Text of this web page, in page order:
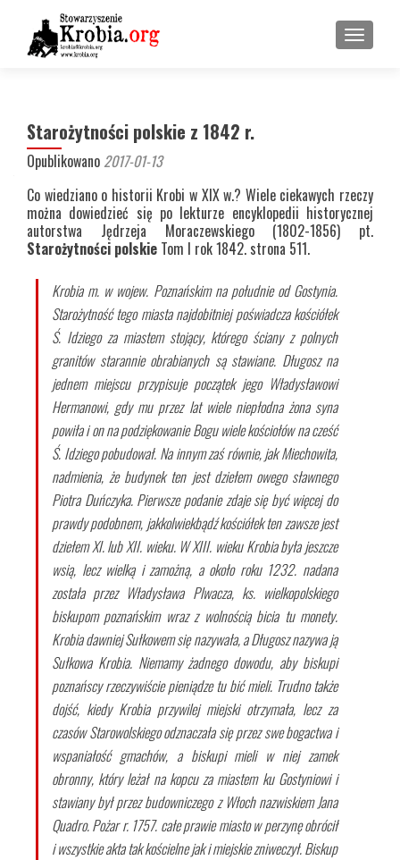
Starożytności polskie z 1842 r.
Opublikowano2017-01-13
Co wiedziano o historii Krobi w XIX w.? Wiele ciekawych rzeczy
można dowiedzieć się po lekturze encyklopedii historycznej
autorstwa Jędrzeja Moraczewskiego (1802-1856) pt.
Starożytności polskie Tom I rok 1842. strona 511.
Krobia m. w wojew. Poznańskim na południe od Gostynia.
Starożytność tego miasta najdobitniej poświadcza kościółek
Ś. Idziego za miastem stojący, którego ściany z polnych
granitów starannie obrabianych są stawiane. Długosz na
jednem miejscu przypisuje początek jego Władysławowi
Hermanowi, gdy mu przez lat wiele niepłodna żona syna
powiła i on na podziękowanie Bogu wiele kościołów na cześć
Ś. Idziego pobudował. Na innym zaś równie, jak Miechowita,
nadmienia, że budynek ten jest dziełem owego sławnego
Piotra Duńczyka. Pierwsze podanie zdaje się być więcej do
prawdy podobnem, jakkolwiekbądź kościółek ten zawsze jest
dziełem XI. lub XII. wieku. W XIII. wieku Krobia była jeszcze
wsią, lecz wielką i zamożną, a około roku 1232. nadana
została przez Władysława Plwacza, ks. wielkopolskiego
biskupom poznańskim wraz z wolnością bicia tu monety.
Krobia dawniej Sułkowem się nazywała, a Długosz nazywa ją
Sułkowa Krobia. Niemamy żadnego dowodu, aby biskupi
poznańscy rzeczywiście pieniądze tu bić mieli. Trudno także
dojść, kiedy Krobia przywilej miejski otrzymała, lecz za
czasów Starowolskiego odznaczała się przez swe bogactwa i
wspaniałość gmachów, a biskupi mieli w niej zamek
obronny, który leżał na kopcu za miastem ku Gostyniowi i
stawiany był przez budowniczego z Włoch nazwiskiem Jana
Quadro. Pożar r. 1757. całe prawie miasto w perzynę obrócił
i wszystkie akta tak kościelne jak i miejskie zniweczył. Biskup